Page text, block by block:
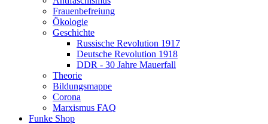
Frauenbefreiung
Ökologie
Geschichte
Russische Revolution 1917
Deutsche Revolution 1918
DDR - 30 Jahre Mauerfall
Theorie
Bildungsmappe
Corona
Marxismus FAQ
Funke Shop